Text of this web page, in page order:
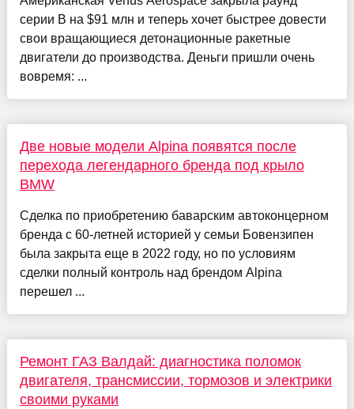
серии B на $91 млн и теперь хочет быстрее довести
свои вращающиеся детонационные ракетные
двигатели до производства. Деньги пришли очень
вовремя: ...
Две новые модели Alpina появятся после
перехода легендарного бренда под крыло
BMW
Сделка по приобретению баварским автоконцерном
бренда с 60-летней историей у семьи Бовензипен
была закрыта еще в 2022 году, но по условиям
сделки полный контроль над брендом Alpina
перешел ...
Ремонт ГАЗ Валдай: диагностика поломок
двигателя, трансмиссии, тормозов и электрики
своими руками